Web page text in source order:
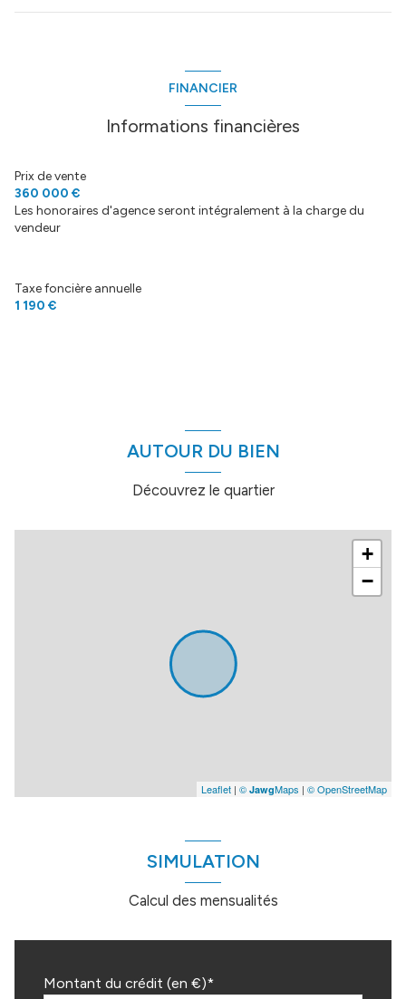
chambre
salle de bain
WC
chambre
FINANCIER
Informations financières
Prix de vente
360 000 €
Les honoraires d'agence seront intégralement à la charge du
vendeur
Taxe foncière annuelle
1 190 €
AUTOUR DU BIEN
Découvrez le quartier
+
−
Leaflet | © JawgMaps | © OpenStreetMap
SIMULATION
Calcul des mensualités
Montant du crédit (en €)*